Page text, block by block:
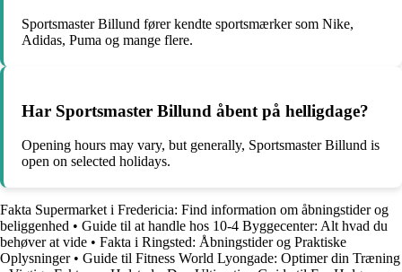
Sportsmaster Billund fører kendte sportsmærker som Nike,
Adidas, Puma og mange flere.
Har Sportsmaster Billund åbent på helligdage?
Opening hours may vary, but generally, Sportsmaster Billund is
open on selected holidays.
Fakta Supermarket i Fredericia: Find information om åbningstider og
beliggenhed • Guide til at handle hos 10-4 Byggecenter: Alt hvad du
behøver at vide • Fakta i Ringsted: Åbningstider og Praktiske
Oplysninger• Guide til Fitness World Lyongade: Optimer din Træning